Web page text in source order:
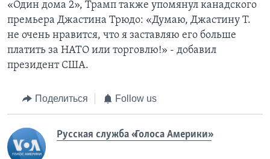
«Один дома 2», Трамп также упомянул канадского
премьера Джастина Трюдо: «Думаю, Джастину Т.
не очень нравится, что я заставляю его больше
платить за НАТО или торговлю!» - добавил
президент США.
Поделиться Follow us
Русская служба «Голоса Америки»